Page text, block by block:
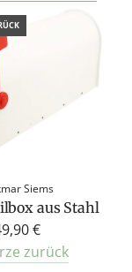
Siems
aus Stahl
€
zurück